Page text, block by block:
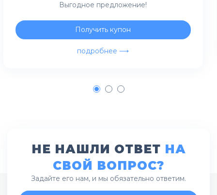
Выгодное предложение!
подробнее ⟶
Получить купон
1 2 3
НЕ НАШЛИ ОТВЕТ НА
СВОЙ ВОПРОС?
Задайте его нам, и мы обязательно ответим.